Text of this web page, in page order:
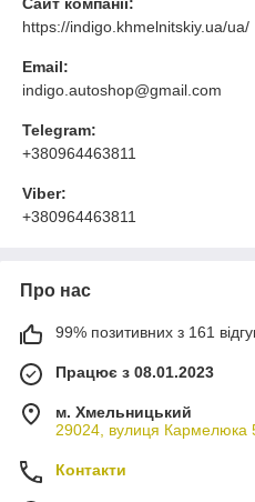
https://indigo.khmelnitskiy.ua/ua/
Email:
indigo.autoshop@gmail.com
Telegram:
+380964463811
Viber:
+380964463811
Про нас
99% позитивних з 161
Працює з 08.01.2023
м. Хмельницький
29024, вулиця Кармелюка
Контакти